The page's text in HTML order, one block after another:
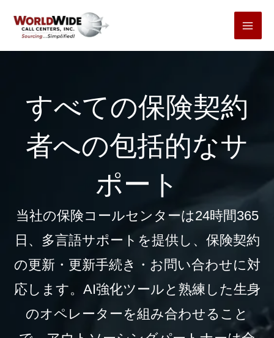
すべての保険契約
者への包括的なサ
ポート
当社の保険コールセンターは24時間365
日、多言語サポートを提供し、保険契約
の更新・更新手続き・お問い合わせに対
応します。AI強化ツールと熟練した生身
のオペレーターを組み合わせること